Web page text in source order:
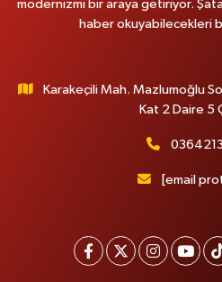
modernizmi bir araya getiriyor.
haber okuyabilecekleri
Karakeçili Mah. Mazlumoğlu
Kat 2 Daire 5
[email